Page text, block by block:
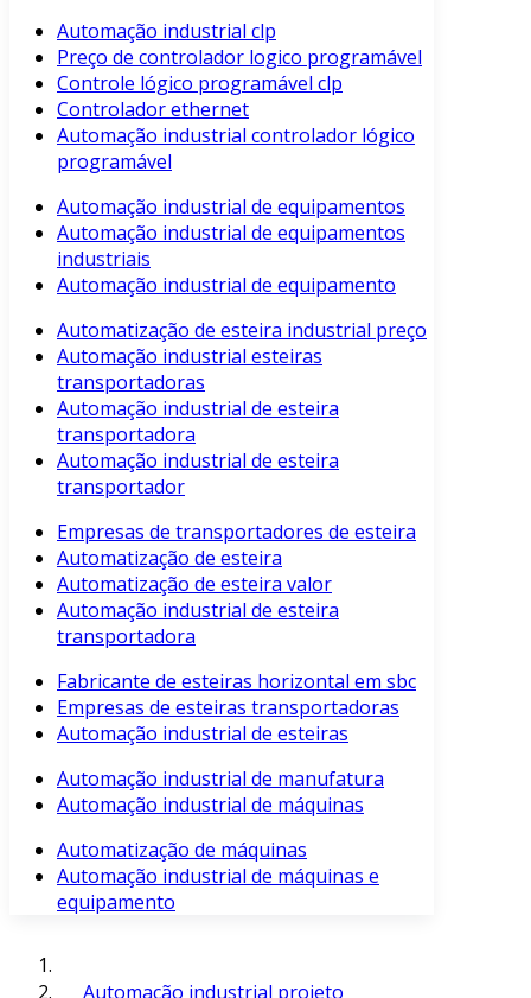
Automação industrial clp
Preço de controlador logico programável
Controle lógico programável clp
Controlador ethernet
Automação industrial controlador lógico
programável
Automação industrial de equipamentos
Automação industrial de equipamentos
industriais
Automação industrial de equipamento
Automatização de esteira industrial preço
Automação industrial esteiras
transportadoras
Automação industrial de esteira
transportadora
Automação industrial de esteira
transportador
Empresas de transportadores de esteira
Automatização de esteira
Automatização de esteira valor
Automação industrial de esteira
transportadora
Fabricante de esteiras horizontal em sbc
Empresas de esteiras transportadoras
Automação industrial de esteiras
Automação industrial de manufatura
Automação industrial de máquinas
Automatização de máquinas
Automação industrial de máquinas e
equipamento
Automação industrial projeto